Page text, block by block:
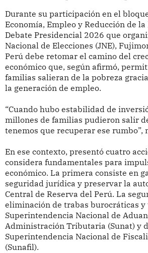
Durante su participación en el
Economía, Empleo y Reducción de la
Debate Presidencial 2026 que
Nacional de Elecciones (JNE),
Perú debe retomar el camino del
económico que, según afirmó,
familias salieran de la pobreza
la generación de empleo.
“Cuando hubo estabilidad de
millones de familias pudieron salir
tenemos que recuperar ese rumbo”,
En ese contexto, presentó cuatro
considera fundamentales para
económico. La primera consiste en
seguridad jurídica y preservar la
Central de Reserva del Perú. La
eliminación de trabas burocráticas y
Superintendencia Nacional de
Administración Tributaria (Sunat) y
Superintendencia Nacional de
(Sunafil).